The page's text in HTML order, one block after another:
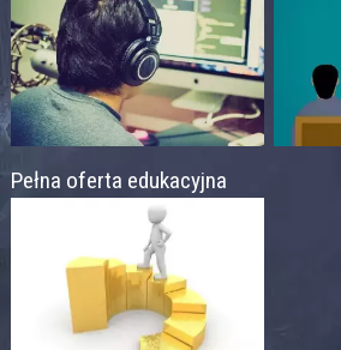
Pełna oferta edukacyjna